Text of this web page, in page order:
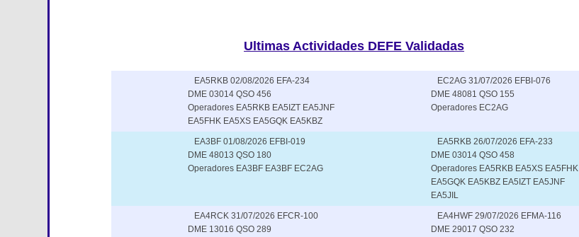
Ultimas Actividades DEFE Validadas
EA5RKB 02/08/2026 EFA-234
DME 03014 QSO 456
Operadores EA5RKB EA5IZT EA5JNF
EA5FHK EA5XS EA5GQK EA5KBZ
EC2AG 31/07/2026 EFBI-076
DME 48081 QSO 155
Operadores EC2AG
EA3BF 01/08/2026 EFBI-019
DME 48013 QSO 180
Operadores EA3BF EA3BF EC2AG
EA5RKB 26/07/2026 EFA-233
DME 03014 QSO 458
Operadores EA5RKB EA5XS EA5FHK
EA5GQK EA5KBZ EA5IZT EA5JNF
EA5JIL
EA4RCK 31/07/2026 EFCR-100
DME 13016 QSO 289
EA4HWF 29/07/2026 EFMA-116
DME 29017 QSO 232